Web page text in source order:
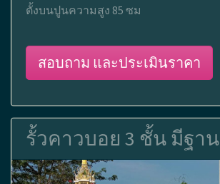
ตั้งบนปูนความสูง 85 ซม
สอบถาม และประเมินราคา
รั้วคาวบอย 3 ชั้น มีฐาน